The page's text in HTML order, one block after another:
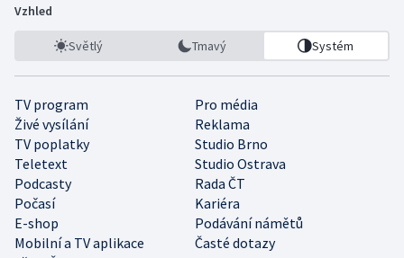
Vzhled
Světlý Tmavý Systém
TV program
Pro média
Živé vysílání
Reklama
TV poplatky
Studio Brno
Teletext
Studio Ostrava
Podcasty
Rada ČT
Počasí
Kariéra
E-shop
Podávání námětů
Mobilní a TV aplikace
Časté dotazy